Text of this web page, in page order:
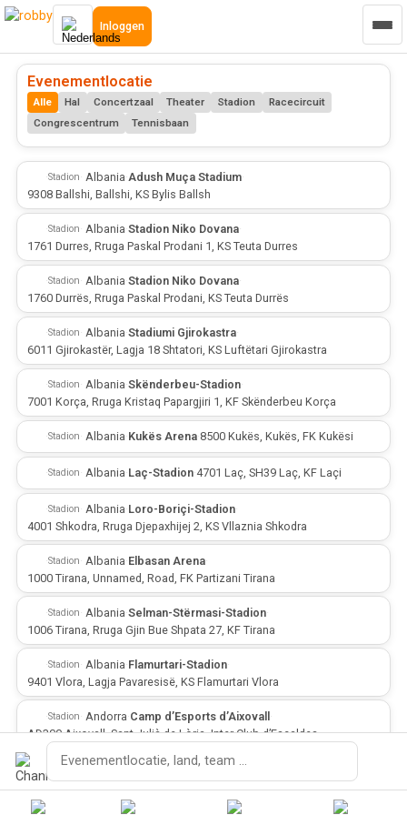
Inloggen
Evenementlocatie
Alle Hal Concertzaal Theater Stadion
Racecircuit
Congrescentrum
Tennisbaan
·Stadion· Albania·Adush Muça Stadium·
9308 Ballshi, Ballshi, KS Bylis Ballsh
·Stadion· Albania·Stadion Niko Dovana·
1761 Durres, Rruga Paskal Prodani 1, KS Teuta Durres
·Stadion· Albania·Stadion Niko Dovana·
1760 Durrës, Rruga Paskal Prodani, KS Teuta Durrës
·Stadion· Albania·Stadiumi Gjirokastra·
6011 Gjirokastër, Lagja 18 Shtatori, KS Luftëtari Gjirokastra
·Stadion· Albania·Skënderbeu-Stadion·
7001 Korça, Rruga Kristaq Papargjiri 1, KF Skënderbeu Korça
·Stadion· Albania·Kukës Arena·8500 Kukës, Kukës, FK Kukësi
·Stadion· Albania·Laç-Stadion·4701 Laç, SH39 Laç, KF Laçi
·Stadion· Albania·Loro-Boriçi-Stadion·
4001 Shkodra, Rruga Djepaxhijej 2, KS Vllaznia Shkodra
·Stadion· Albania·Elbasan Arena·
1000 Tirana, Unnamed, Road, FK Partizani Tirana
·Stadion· Albania·Selman-Stërmasi-Stadion·
1006 Tirana, Rruga Gjin Bue Shpata 27, KF Tirana
·Stadion· Albania·Flamurtari-Stadion·
9401 Vlora, Lagja Pavaresisë, KS Flamurtari Vlora
·Stadion· Andorra·Camp d’Esports d’Aixovall ·
AD300 Aixovall, Sant Julià de Lòria, Inter Club d’Escaldes
Stadion·Andorra·Estadi Comunal d’Andorra la Vella
AD500 la Vella, Avinguda de Salou 22, FC Santa Coloma
Zoeken